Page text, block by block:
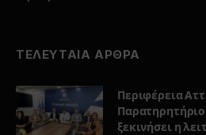
ΤΕΛΕΥΤΑΙΑ ΑΡΘΡΑ
Περιφέρεια
ξεκινήσει η